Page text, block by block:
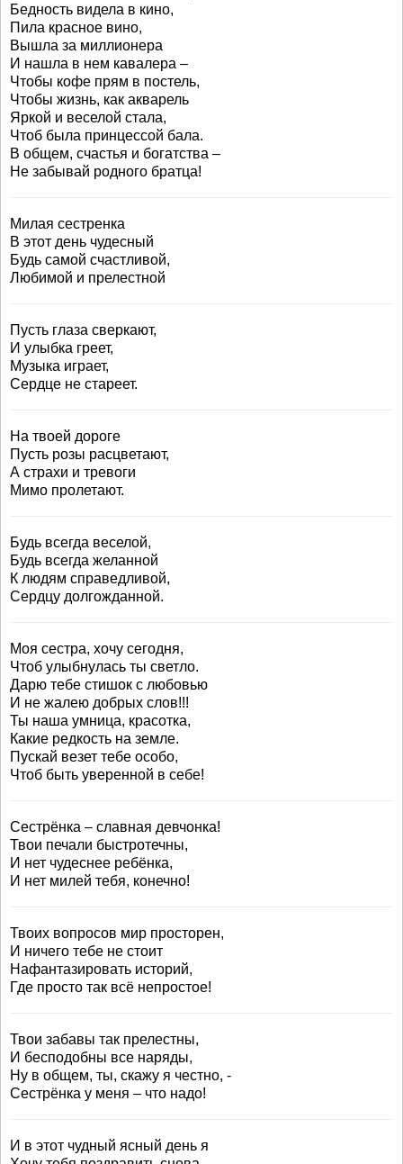
Бедность видела в кино,
Пила красное вино,
Вышла за миллионера
И нашла в нем кавалера –
Чтобы кофе прям в постель,
Чтобы жизнь, как акварель
Яркой и веселой стала,
Чтоб была принцессой бала.
В общем, счастья и богатства –
Не забывай родного братца!
Милая сестренка
В этот день чудесный
Будь самой счастливой,
Любимой и прелестной
Пусть глаза сверкают,
И улыбка греет,
Музыка играет,
Сердце не стареет.
На твоей дороге
Пусть розы расцветают,
А страхи и тревоги
Мимо пролетают.
Будь всегда веселой,
Будь всегда желанной
К людям справедливой,
Сердцу долгожданной.
Моя сестра, хочу сегодня,
Чтоб улыбнулась ты светло.
Дарю тебе стишок с любовью
И не жалею добрых слов!!!
Ты наша умница, красотка,
Какие редкость на земле.
Пускай везет тебе особо,
Чтоб быть уверенной в себе!
Сестрёнка – славная девчонка!
Твои печали быстротечны,
И нет чудеснее ребёнка,
И нет милей тебя, конечно!
Твоих вопросов мир просторен,
И ничего тебе не стоит
Нафантазировать историй,
Где просто так всё непростое!
Твои забавы так прелестны,
И бесподобны все наряды,
Ну в общем, ты, скажу я честно, -
Сестрёнка у меня – что надо!
И в этот чудный ясный день я